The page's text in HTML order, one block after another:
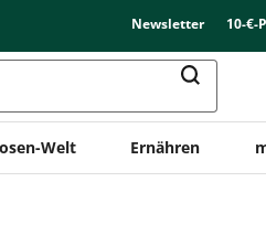
Newsletter 10-€-
Welt Ernähren